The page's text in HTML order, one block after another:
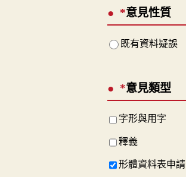
*意見性質
既有資料疑誤
*意見類型
字形與用字
釋義
形體資料表申請